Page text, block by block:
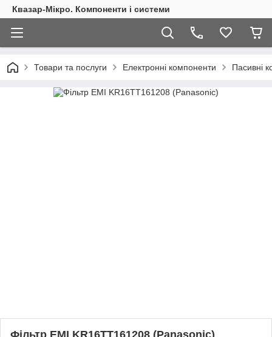
Квазар-Мікро. Компоненти і системи
Товари та послуги Електронні компоненти Пасивні
Фільтр EMI KR16TT161208 (Panasonic)